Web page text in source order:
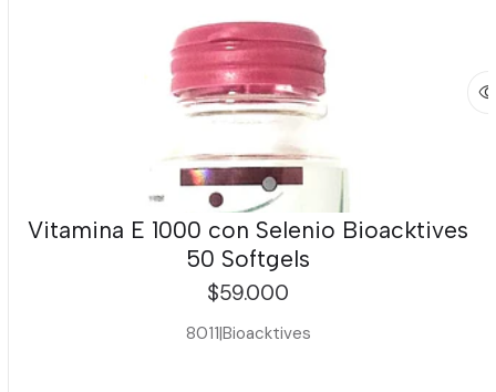
Vitamina E 1000 con Selenio Bioacktives
50 Softgels
$59.000
8011|Bioacktives